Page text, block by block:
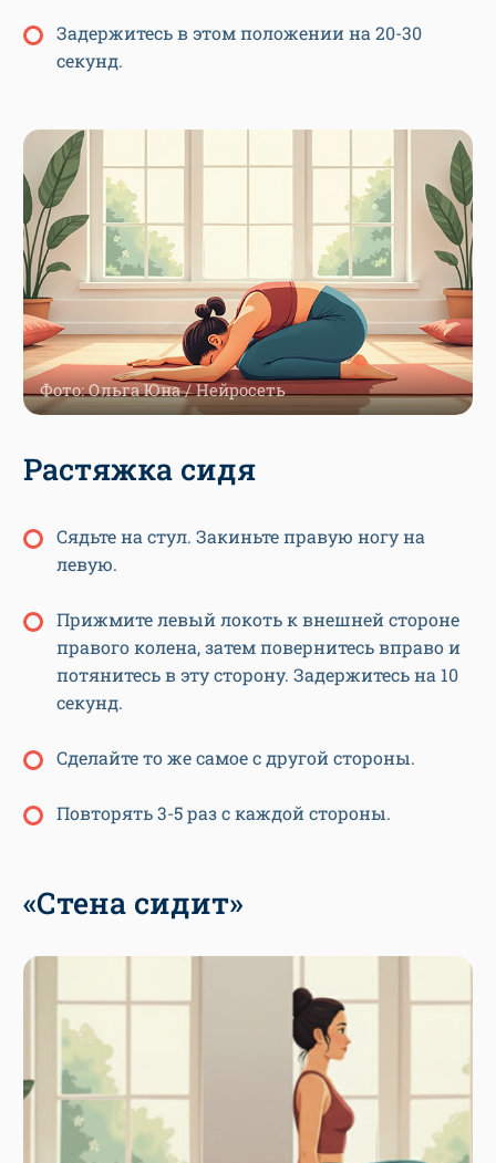
Задержитесь в этом положении на 20-30
секунд.
Фото: Ольга Юна / Нейросеть
Растяжка сидя
Сядьте на стул. Закиньте правую ногу на
левую.
Прижмите левый локоть к внешней стороне
правого колена, затем повернитесь вправо и
потянитесь в эту сторону. Задержитесь на 10
секунд.
Сделайте то же самое с другой стороны.
Повторять 3-5 раз с каждой стороны.
«Стена сидит»